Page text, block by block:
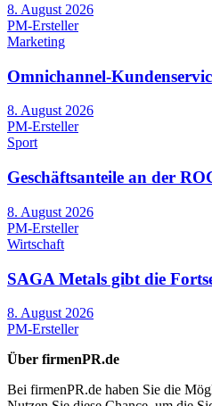
8. August 2026
PM-Ersteller
Marketing
Omnichannel-
8. August 2026
PM-Ersteller
Sport
Geschäftsanteile an der
8. August 2026
PM-Ersteller
Wirtschaft
SAGA Metals gibt die
8. August 2026
PM-Ersteller
Über firmenPR.de
Bei firmenPR.de haben Sie die